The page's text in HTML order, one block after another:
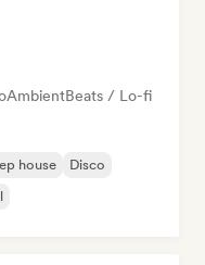
AmbientBeats / Lo-fi
house
Disco